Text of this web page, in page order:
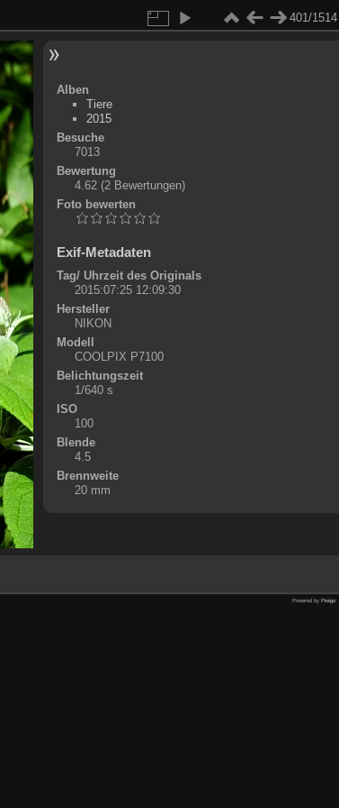
401/1514
Alben
Tiere
2015
Besuche
7013
Bewertung
4.62 (2 Bewertungen)
Foto bewerten
Exif-Metadaten
Tag/ Uhrzeit des Originals
2015:07:25 12:09:30
Hersteller
NIKON
Modell
COOLPIX P7100
Belichtungszeit
1/640 s
ISO
100
Blende
4.5
Brennweite
20 mm
Powered by Piwigo